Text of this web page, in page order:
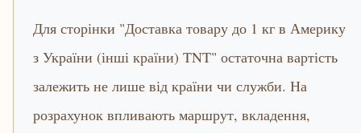
Для сторінки "Доставка товару до 1 кг в Америку
з України (інші країни) TNT" остаточна вартість
залежить не лише від країни чи служби. На
розрахунок впливають маршрут, вкладення,